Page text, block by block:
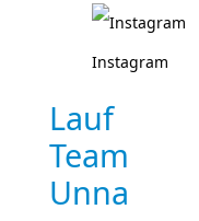
Instagram
Lauf
Team
Unna